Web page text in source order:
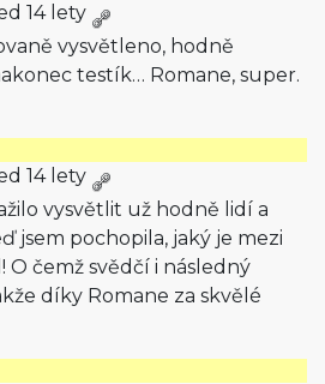
14 lety
vysvětleno, hodně
testík… Romane, super.
14 lety
vysvětlit už hodně lidí a
jsem pochopila, jaký je mezi
čemž svědčí i následný
díky Romane za skvělé